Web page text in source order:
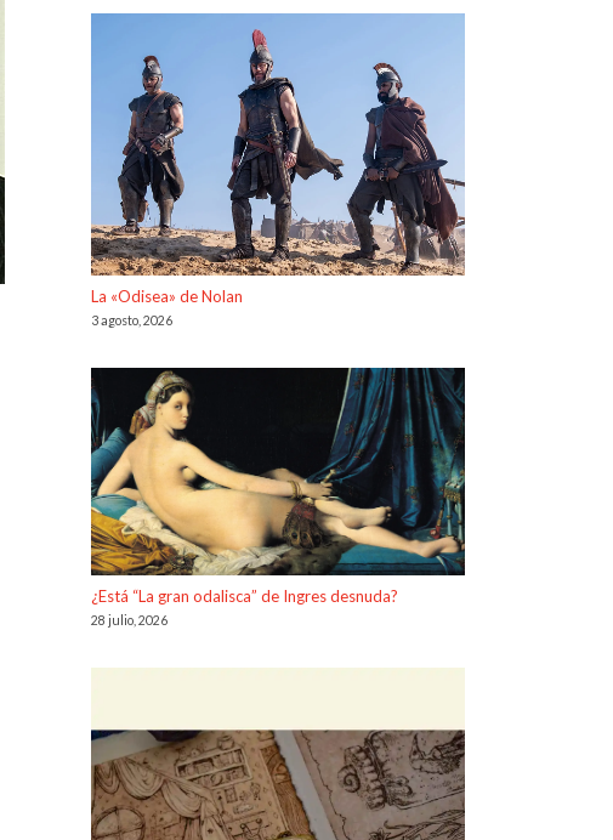
La «Odisea» de Nolan
3 agosto, 2026
¿Está “La gran odalisca” de Ingres desnuda?
28 julio, 2026